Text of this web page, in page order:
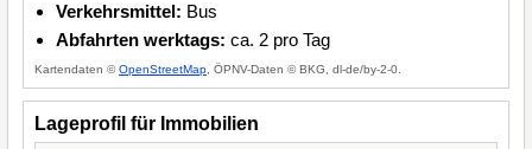
Verkehrsmittel: Bus
Abfahrten werktags: ca. 2 pro Tag
Kartendaten ©OpenStreetMap , ÖPNV-Daten © BKG, dl-de/by-2-0.
Lageprofil für Immobilien